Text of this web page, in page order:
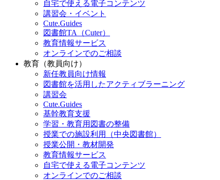
自宅で使える電子コンテンツ
講習会・イベント
Cute.Guides
図書館TA（Cuter）
教育情報サービス
オンラインでのご相談
教育（教員向け）
新任教員向け情報
図書館を活用したアクティブラーニング
講習会
Cute.Guides
基幹教育支援
学習・教育用図書の整備
授業での施設利用（中央図書館）
授業公開・教材開発
教育情報サービス
自宅で使える電子コンテンツ
オンラインでのご相談